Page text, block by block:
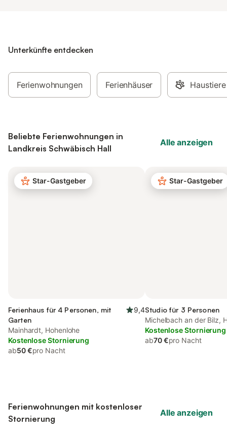
Unterkünfte entdecken
Ferienwohnungen Ferienhäuser
Beliebte Ferienwohnungen in
Landkreis Schwäbisch Hall
Alle anzeigen
Star-Gastgeber
Ferienhaus für 4 Personen, mit
Garten
9,4
Mainhardt, Hohenlohe
Kostenlose Stornierung
ab50 €pro Nacht
Star-Gastgeber
Studio für 3 Personen
Michelbach an der Bilz,
Kostenlose Stornierung
ab70 €pro Nacht
Ferienwohnungen mit kostenloser
Stornierung
Alle anzeigen